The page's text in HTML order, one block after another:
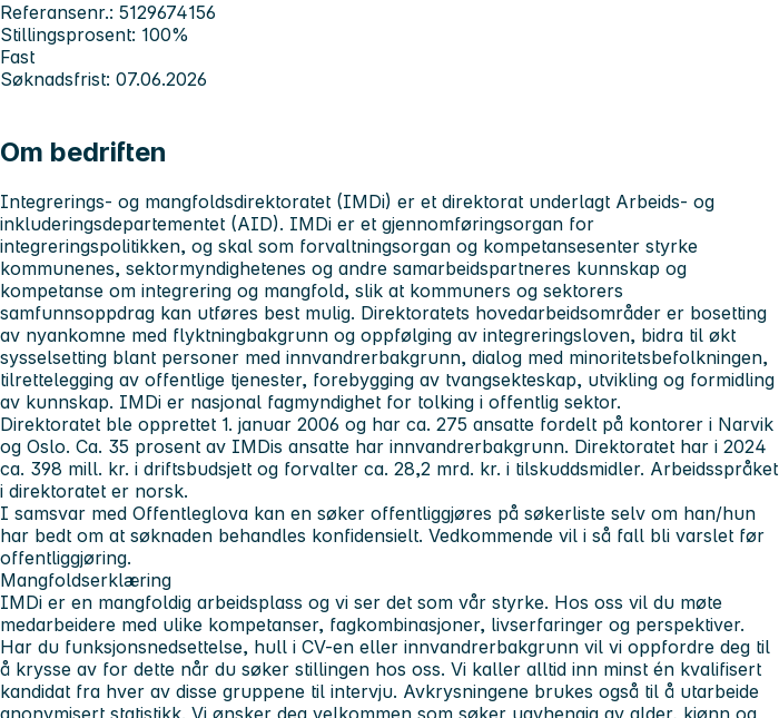
Referansenr.: 5129674156
Stillingsprosent: 100%
Fast
Søknadsfrist: 07.06.2026
Om bedriften
Integrerings- og mangfoldsdirektoratet (IMDi) er et direktorat underlagt Arbeids- og
inkluderingsdepartementet (AID). IMDi er et gjennomføringsorgan for
integreringspolitikken, og skal som forvaltningsorgan og kompetansesenter styrke
kommunenes, sektormyndighetenes og andre samarbeidspartneres kunnskap og
kompetanse om integrering og mangfold, slik at kommuners og sektorers
samfunnsoppdrag kan utføres best mulig. Direktoratets hovedarbeidsområder er bosetting
av nyankomne med flyktningbakgrunn og oppfølging av integreringsloven, bidra til økt
sysselsetting blant personer med innvandrerbakgrunn, dialog med minoritetsbefolkningen,
tilrettelegging av offentlige tjenester, forebygging av tvangsekteskap, utvikling og formidling
av kunnskap. IMDi er nasjonal fagmyndighet for tolking i offentlig sektor.
Direktoratet ble opprettet 1. januar 2006 og har ca. 275 ansatte fordelt på kontorer i Narvik
og Oslo. Ca. 35 prosent av IMDis ansatte har innvandrerbakgrunn. Direktoratet har i 2024
ca. 398 mill. kr. i driftsbudsjett og forvalter ca. 28,2 mrd. kr. i tilskuddsmidler. Arbeidsspråket
i direktoratet er norsk.
I samsvar med Offentleglova kan en søker offentliggjøres på søkerliste selv om han/hun
har bedt om at søknaden behandles konfidensielt. Vedkommende vil i så fall bli varslet før
offentliggjøring.
Mangfoldserklæring
IMDi er en mangfoldig arbeidsplass og vi ser det som vår styrke. Hos oss vil du møte
medarbeidere med ulike kompetanser, fagkombinasjoner, livserfaringer og perspektiver.
Har du funksjonsnedsettelse, hull i CV-en eller innvandrerbakgrunn vil vi oppfordre deg til
å krysse av for dette når du søker stillingen hos oss. Vi kaller alltid inn minst én kvalifisert
kandidat fra hver av disse gruppene til intervju. Avkrysningene brukes også til å utarbeide
anonymisert statistikk. Vi ønsker deg velkommen som søker uavhengig av alder, kjønn og